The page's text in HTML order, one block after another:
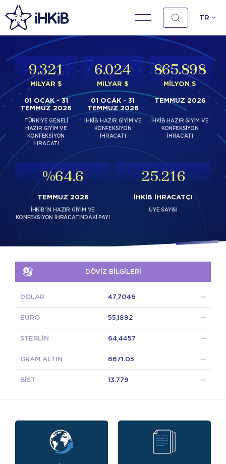
TR
9.321
MiLYAR $
01 OCAK - 31
TEMMUZ 2026
TÜRKİYE GENELİ
HAZIR GİYİM VE
KONFEKSİYON
İHRACATI
6.024
MiLYAR $
01 OCAK - 31
TEMMUZ 2026
İHKİB HAZIR GİYİM VE
KONFEKSİYON
İHRACATI
865.898
MİLYON $
TEMMUZ 2026
İHKİB HAZIR GİYİM VE
KONFEKSİYON
İHRACATI
%64.6
TEMMUZ 2026
İHKİB’İN HAZIR GİYİM VE
KONFEKSİYON İHRACATINDAKİ PAYI
25.216
İHKİB İHRACATÇI
ÜYE SAYISI
DÖVİZ BİLGİLERİ
DOLAR 47,7046
EURO 55,1892
STERLİN 64,4457
GRAM ALTIN 6671.05
BİST 13.779